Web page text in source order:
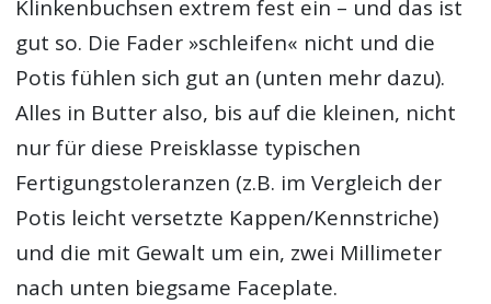
Klinkenbuchsen extrem fest ein – und das ist
gut so. Die Fader »schleifen« nicht und die
Potis fühlen sich gut an (unten mehr dazu).
Alles in Butter also, bis auf die kleinen, nicht
nur für diese Preisklasse typischen
Fertigungstoleranzen (z.B. im Vergleich der
Potis leicht versetzte Kappen/Kennstriche)
und die mit Gewalt um ein, zwei Millimeter
nach unten biegsame Faceplate.